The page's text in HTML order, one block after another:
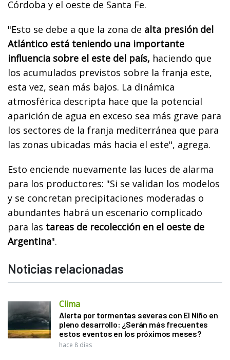
Córdoba y el oeste de Santa Fe.
"Esto se debe a que la zona de alta presión del
Atlántico está teniendo una importante
influencia sobre el este del país, haciendo que
los acumulados previstos sobre la franja este,
esta vez, sean más bajos. La dinámica
atmosférica descripta hace que la potencial
aparición de agua en exceso sea más grave para
los sectores de la franja mediterránea que para
las zonas ubicadas más hacia el este", agrega.
Esto enciende nuevamente las luces de alarma
para los productores: "Si se validan los modelos
y se concretan precipitaciones moderadas o
abundantes habrá un escenario complicado
para las tareas de recolección en el oeste de
Argentina".
Noticias relacionadas
Clima
Alerta por tormentas severas con El Niño en
pleno desarrollo: ¿Serán más frecuentes
estos eventos en los próximos meses?
hace 8 días